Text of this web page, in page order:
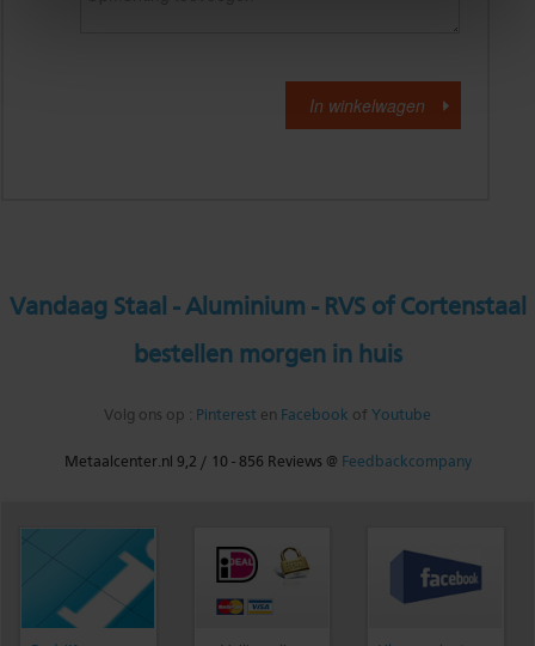
Vandaag Staal - Aluminium - RVS of Cortenstaal
bestellen morgen in huis
Volg ons op : Pinterest en Facebook of Youtube
Metaalcenter.nl 9,2 / 10 -856 Reviews @ Feedbackcompany